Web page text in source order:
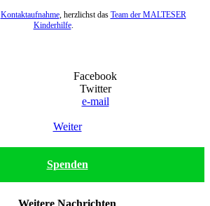
Kontaktaufnahme, herzlichst das Team der MALTESER
Kinderhilfe.
Facebook
Twitter
e-mail
Weiter
Spenden
Weitere Nachrichten